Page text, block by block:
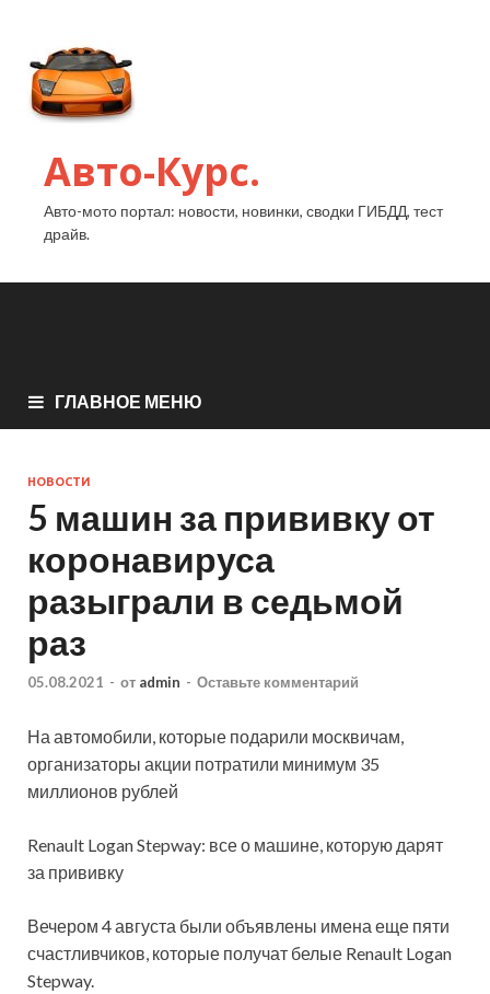
Авто-Курс.
Авто-мото портал: новости, новинки, сводки ГИБДД, тест
драйв.
ГЛАВНОЕ МЕНЮ
НОВОСТИ
5 машин за прививку от
коронавируса
разыграли в седьмой
раз
05.08.2021 - от admin - Оставьте комментарий
На автомобили, которые подарили москвичам,
организаторы акции потратили минимум 35
миллионов рублей
Renault Logan Stepway: все о машине, которую дарят
за прививку
Вечером 4 августа были объявлены имена еще пяти
счастливчиков, которые получат белые Renault Logan
Stepway.